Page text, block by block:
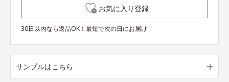
お気に入り登録
30日以内なら返品OK！最短で次の日にお届け
サンプルはこちら